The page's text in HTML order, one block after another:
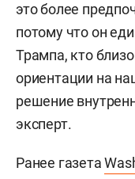
это более
потому что он
Трампа, кто
ориентации на
решение
эксперт.
Ранее газета